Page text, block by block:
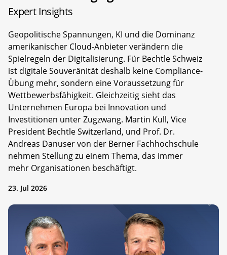
Expert Insights
Geopolitische Spannungen, KI und die Dominanz
amerikanischer Cloud-Anbieter verändern die
Spielregeln der Digitalisierung. Für Bechtle Schweiz
ist digitale Souveränität deshalb keine Compliance-
Übung mehr, sondern eine Voraussetzung für
Wettbewerbsfähigkeit. Gleichzeitig sieht das
Unternehmen Europa bei Innovation und
Investitionen unter Zugzwang. Martin Kull, Vice
President Bechtle Switzerland, und Prof. Dr.
Andreas Danuser von der Berner Fachhochschule
nehmen Stellung zu einem Thema, das immer
mehr Organisationen beschäftigt.
23. Jul 2026